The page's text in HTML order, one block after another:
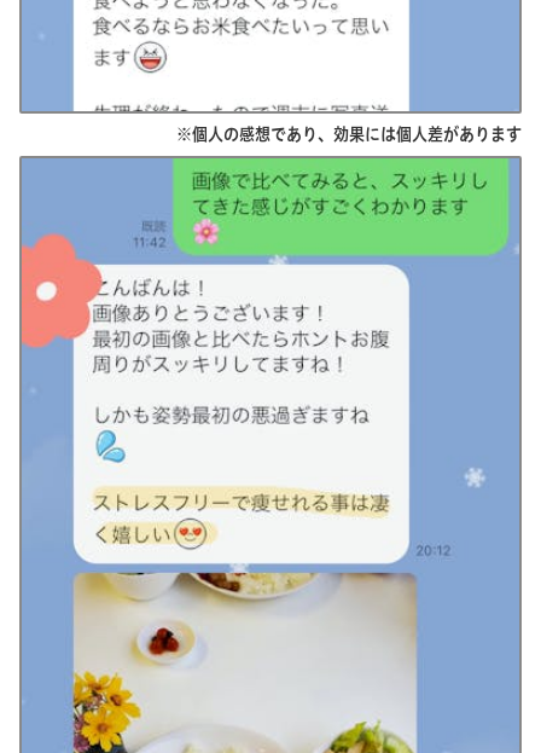
※個人の感想であり、効果には個人差があります